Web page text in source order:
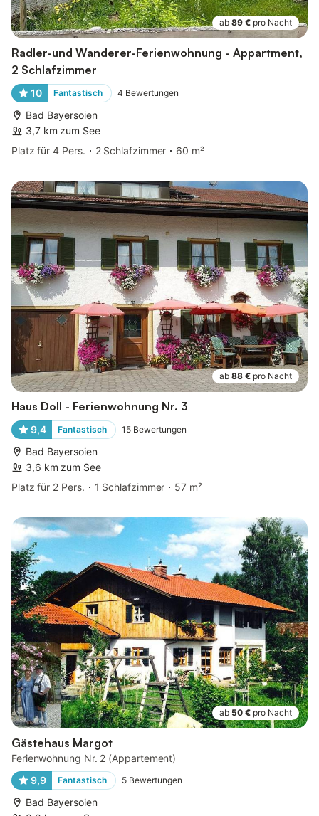
ab 89 € pro Nacht
Radler-und Wanderer-Ferienwohnung - Appartment,
2 Schlafzimmer
10 Fantastisch 4 Bewertungen
Bad Bayersoien
3,7 km zum See
Platz für 4 Pers.
2 Schlafzimmer 60 m²
ab 88 € pro Nacht
Haus Doll - Ferienwohnung Nr. 3
9,4 Fantastisch 15 Bewertungen
Bad Bayersoien
3,6 km zum See
Platz für 2 Pers.
1 Schlafzimmer 57 m²
ab 50 € pro Nacht
Gästehaus Margot
Ferienwohnung Nr. 2 (Appartement)
9,9
Fantastisch 5 Bewertungen
Bad Bayersoien